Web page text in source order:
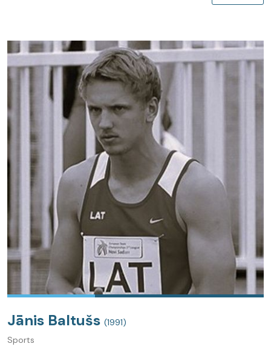
Jānis Baltušs (1991)
Sports